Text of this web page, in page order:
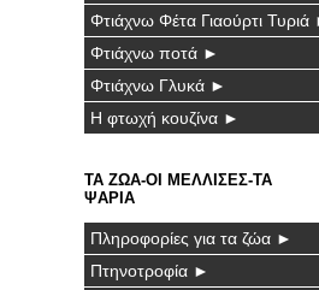
Φτιάχνω Φέτα Γιαούρτι Τυριά
Φτιάχνω ποτά ►
Φτιάχνω Γλυκά ►
Η φτωχή κουζίνα ►
ΤΑ ΖΩΑ-ΟΙ ΜΕΛΛΙΣΕΣ-ΤΑ
ΨΑΡΙΑ
Πληροφορίες για τα ζώα ►
Πτηνοτροφία ►